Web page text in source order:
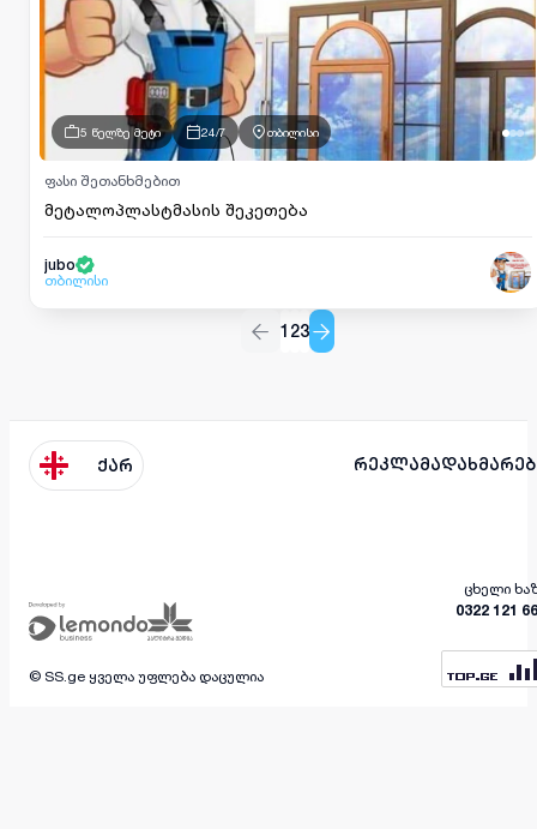
5 წელზე მეტი 24/7 თბილისი
მეტალოპლასტმასის შეკეთება
ფასი შეთანხმებით
jubo
თბილისი
1 23
ქარ რეკლამა
ცხელი
0322 121
© SS.ge ყველა უფლება დაცულია